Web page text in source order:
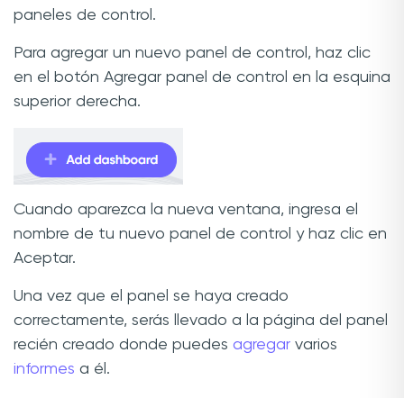
paneles de control.
Para agregar un nuevo panel de control, haz clic
en el botón Agregar panel de control en la esquina
superior derecha.
Cuando aparezca la nueva ventana, ingresa el
nombre de tu nuevo panel de control y haz clic en
Aceptar.
Una vez que el panel se haya creado
correctamente, serás llevado a la página del panel
recién creado donde puedes agregar varios
informes a él.